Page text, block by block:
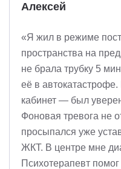
Алексей
«Я жил в режиме
пространства на
не брала трубку 5
её в
кабинет — был
Фоновая тревога не
просыпался уже
ЖКТ. В центре мне
Психотерапевт